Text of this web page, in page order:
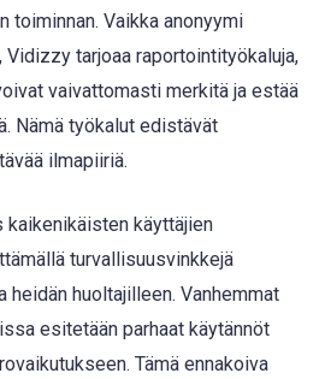
toiminnan. Vaikka anonyymi
tarjoaa raportointityökaluja,
vaivattomasti merkitä ja estää
Nämä työkalut edistävät
ilmapiiriä.
käyttäjien
turvallisuusvinkkejä
huoltajilleen. Vanhemmat
esitetään parhaat käytännöt
Tämä ennakoiva